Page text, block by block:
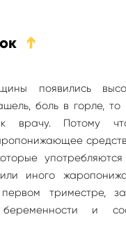
➔
появились
боль в горле,
врачу. Потому
иного
триместре,
и